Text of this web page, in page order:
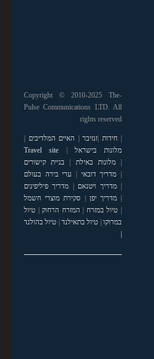
Copyright © 2010-2025 The-
Pulse Communications LTD. All
rights reserved
|חידות זנזיבר האיים המלדיבים
מלונות בישראל
Travel site
|מלונות באילת
בניית קישורים
מדריך דובאי
ערי בירה בעולם
|מדריך ויטנאם
מדריך פיליפינים
|מדריך יפן
סקירת מוצרי חשמל
טיול במזרח המזרח הרחוק| טיול
במרוקו| טיול בתאילנד| טיול בהולנד